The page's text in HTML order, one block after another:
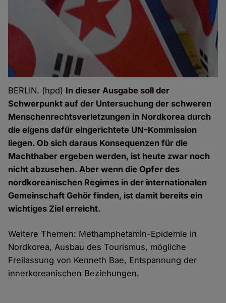
BERLIN. (hpd) In dieser Ausgabe soll der
Schwerpunkt auf der Untersuchung der schweren
Menschenrechtsverletzungen in Nordkorea durch
die eigens dafür eingerichtete UN-Kommission
liegen. Ob sich daraus Konsequenzen für die
Machthaber ergeben werden, ist heute zwar noch
nicht abzusehen. Aber wenn die Opfer des
nordkoreanischen Regimes in der internationalen
Gemeinschaft Gehör finden, ist damit bereits ein
wichtiges Ziel erreicht.
Weitere Themen: Methamphetamin-Epidemie in
Nordkorea, Ausbau des Tourismus, mögliche
Freilassung von Kenneth Bae, Entspannung der
innerkoreanischen Beziehungen.